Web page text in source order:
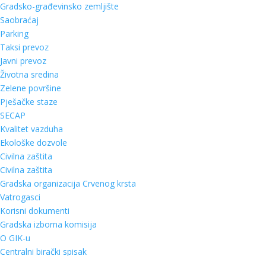
Gradsko-građevinsko zemljište
Saobraćaj
Parking
Taksi prevoz
Javni prevoz
Životna sredina
Zelene površine
Pješačke staze
SECAP
Kvalitet vazduha
Ekološke dozvole
Civilna zaštita
Civilna zaštita
Gradska organizacija Crvenog krsta
Vatrogasci
Korisni dokumenti
Gradska izborna komisija
O GIK-u
Centralni birački spisak